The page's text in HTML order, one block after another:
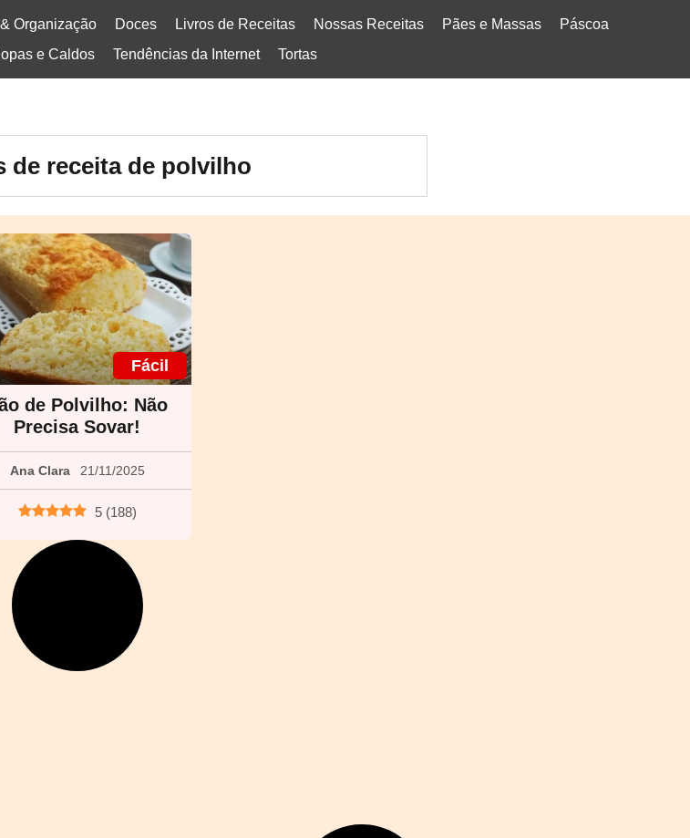
Organização Doces Livros de Receitas Nossas Receitas Pães e Massas
Páscoa
e Caldos Tendências da Internet Tortas
de receita de polvilho
Fácil
de Polvilho: Não
Precisa Sovar!
Ana Clara 21/11/2025
5 (188)